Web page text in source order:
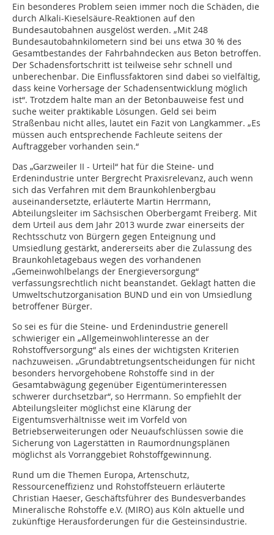
Ein besonderes Problem seien immer noch die Schäden, die
durch Alkali-Kieselsäure-Reaktionen auf den
Bundesautobahnen ausgelöst werden. „Mit 248
Bundesautobahnkilometern sind bei uns etwa 30 % des
Gesamtbestandes der Fahrbahndecken aus Beton betroffen.
Der Schadensfortschritt ist teilweise sehr schnell und
unberechenbar. Die Einflussfaktoren sind dabei so vielfältig,
dass keine Vorhersage der Schadensentwicklung möglich
ist“. Trotzdem halte man an der Betonbauweise fest und
suche weiter praktikable Lösungen. Geld sei beim
Straßenbau nicht alles, lautet ein Fazit von Langkammer. „Es
müssen auch entsprechende Fachleute seitens der
Auftraggeber vorhanden sein.“
Das „Garzweiler II - Urteil“ hat für die Steine- und
Erdenindustrie unter Bergrecht Praxisrelevanz, auch wenn
sich das Verfahren mit dem Braunkohlenbergbau
auseinandersetzte, erläuterte Martin Herrmann,
Abteilungsleiter im Sächsischen Oberbergamt Freiberg. Mit
dem Urteil aus dem Jahr 2013 wurde zwar einerseits der
Rechtsschutz von Bürgern gegen Enteignung und
Umsiedlung gestärkt, andererseits aber die Zulassung des
Braunkohletagebaus wegen des vorhandenen
„Gemeinwohlbelangs der Energieversorgung“
verfassungsrechtlich nicht beanstandet. Geklagt hatten die
Umweltschutzorganisation BUND und ein von Umsiedlung
betroffener Bürger.
So sei es für die Steine- und Erdenindustrie generell
schwieriger ein „Allgemeinwohlinteresse an der
Rohstoffversorgung“ als eines der wichtigsten Kriterien
nachzuweisen. „Grundabtretungsentscheidungen für nicht
besonders hervorgehobene Rohstoffe sind in der
Gesamtabwägung gegenüber Eigentümerinteressen
schwerer durchsetzbar“, so Herrmann. So empfiehlt der
Abteilungsleiter möglichst eine Klärung der
Eigentumsverhältnisse weit im Vorfeld von
Betriebserweiterungen oder Neuaufschlüssen sowie die
Sicherung von Lagerstätten in Raumordnungsplänen
möglichst als Vorranggebiet Rohstoffgewinnung.
Rund um die Themen Europa, Artenschutz,
Ressourceneffizienz und Rohstoffsteuern erläuterte
Christian Haeser, Geschäftsführer des Bundesverbandes
Mineralische Rohstoffe e.V. (MIRO) aus Köln aktuelle und
zukünftige Herausforderungen für die Gesteinsindustrie.